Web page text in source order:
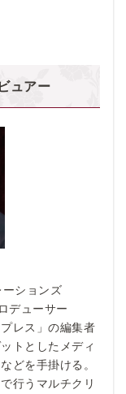
ュアー
ションズ
デューサー
レス」の編集者
トとしたメディ
どを手掛ける。
行うマルチクリ